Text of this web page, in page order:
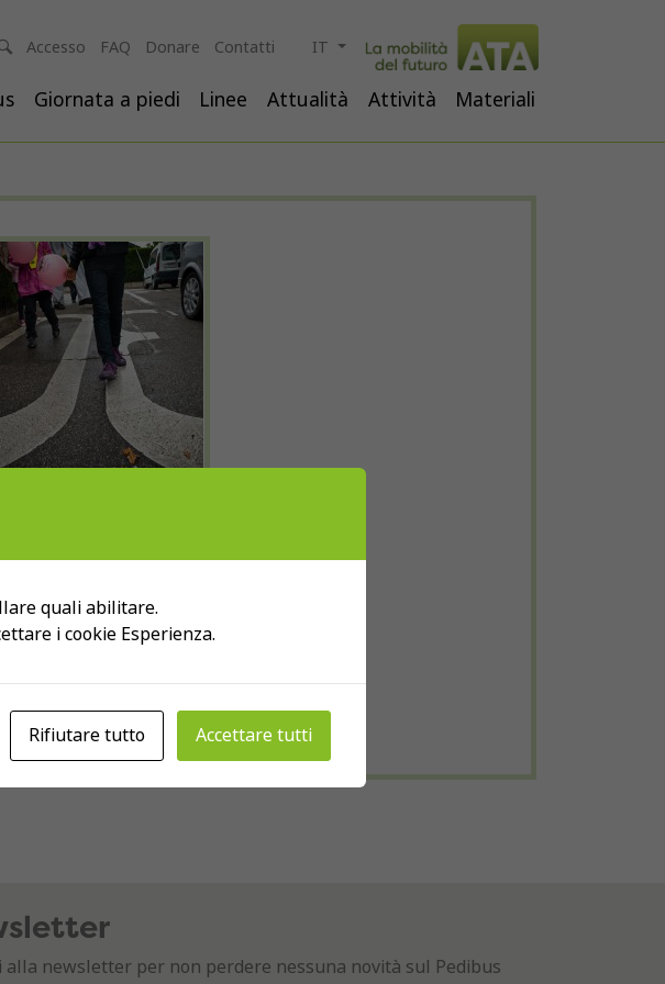
Accesso FAQ Donare Contatti IT
Giornata a piedi Linee Attualità Attività Materiali
a scuola a
alla newsletter per non perdere nessuna novità sul Pedibus
quali abilitare.
i cookie Esperienza.
Rifiutare tutto Accettare tutti